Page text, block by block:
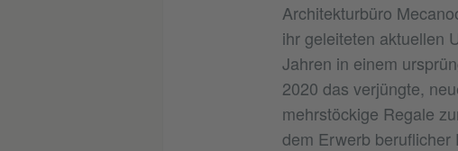
Architekturbüro
ihr geleiteten aktuellen
Jahren in einem
2020 das verjüngte,
mehrstöckige Regale
dem Erwerb beruflicher